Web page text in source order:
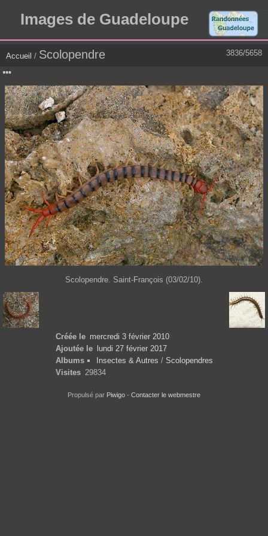
Images de Guadeloupe
3836/5658
Accueil / Scolopendre
Scolopendre. Saint-François (03/02/10).
Créée le mercredi 3 février 2010
Ajoutée le
lundi 27 février 2017
Albums
Insectes & Autres / Scolopendres
Visites 29834
Propulsé par Piwigo - Contacter le webmestre